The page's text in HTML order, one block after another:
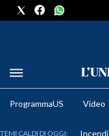
METEO
ProgrammaUS Video
TEMI CALDI DI OGGI: Incendi